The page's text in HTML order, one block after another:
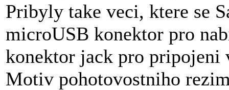
Pribyly take veci, ktere se
microUSB konektor pro
konektor jack pro pripojeni
Motiv pohotovostniho